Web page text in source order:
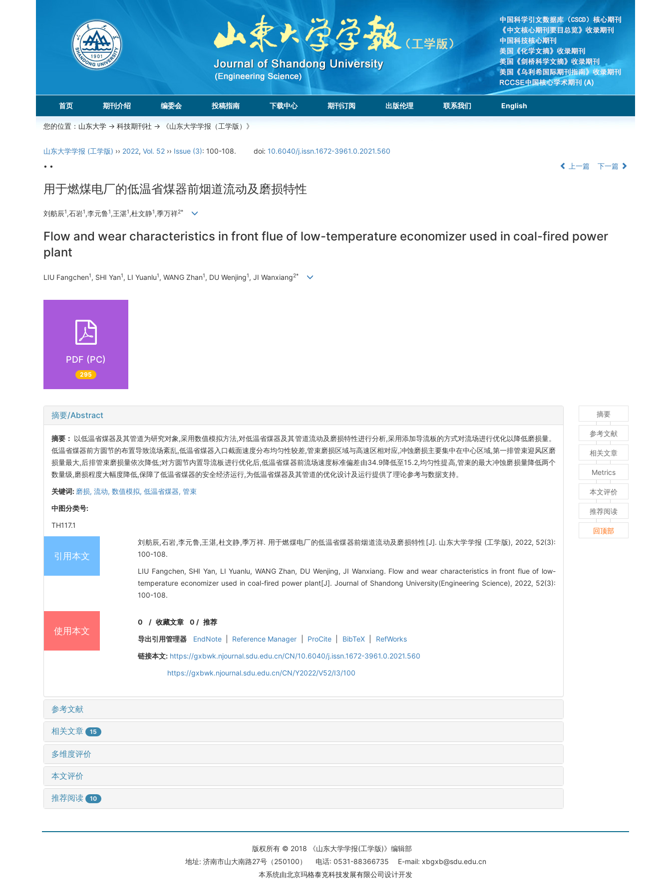
首页 期刊介绍 编委会 投稿指南 下载中心 期刊订阅 出版伦理 联系我们 English
您的位置： 山东大学 -> 科技期刊社 -> 《山东大学学报（工学版）》
山东大学学报 (工学版) ›› 2022, Vol. 52 ›› Issue (3): 100-108. doi: 10.6040/j.issn.1672-3961.0.2021.560
• •
上一篇 下一篇
用于燃煤电厂的低温省煤器前烟道流动及磨损特性
刘舫辰1,石岩1,李元鲁1,王湛1,杜文静1,季万祥2*
Flow and wear characteristics in front flue of low-temperature economizer used in coal-fired power
plant
LIU Fangchen1, SHI Yan1, LI Yuanlu1, WANG Zhan1, DU Wenjing1, JI Wanxiang2*
PDF (PC)
295
摘要/Abstract
摘要： 以低温省煤器及其管道为研究对象,采用数值模拟方法,对低温省煤器及其管道流动及磨损特性进行分析,采用添加导流板的方式对流场进行优化以降低磨损量。
低温省煤器前方圆节的布置导致流场紊乱,低温省煤器入口截面速度分布均匀性较差,管束磨损区域与高速区相对应,冲蚀磨损主要集中在中心区域,第一排管束迎风区磨
损量最大,后排管束磨损量依次降低;对方圆节内置导流板进行优化后,低温省煤器前流场速度标准偏差由34.9降低至15.2,均匀性提高,管束的最大冲蚀磨损量降低两个
数量级,磨损程度大幅度降低,保障了低温省煤器的安全经济运行,为低温省煤器及其管道的优化设计及运行提供了理论参考与数据支持。
关键词: 磨损, 流动, 数值模拟, 低温省煤器, 管束
中图分类号:
TH117.1
引用本文
刘舫辰,石岩,李元鲁,王湛,杜文静,季万祥. 用于燃煤电厂的低温省煤器前烟道流动及磨损特性[J]. 山东大学学报 (工学版), 2022, 52(3):
100-108.
LIU Fangchen, SHI Yan, LI Yuanlu, WANG Zhan, DU Wenjing, JI Wanxiang. Flow and wear characteristics in front flue of low-
temperature economizer used in coal-fired power plant[J]. Journal of Shandong University(Engineering Science), 2022, 52(3):
100-108.
使用本文
0 /收藏文章 0 / 推荐
导出引用管理器
EndNote Reference Manager ProCite BibTeX
RefWorks
链接本文: https://gxbwk.njournal.sdu.edu.cn/CN/10.6040/j.issn.1672-3961.0.2021.560
https://gxbwk.njournal.sdu.edu.cn/CN/Y2022/V52/I3/100
参考文献
相关文章 15
多维度评价
本文评价
推荐阅读 10
摘要
参考文献
相关文章
Metrics
本文评价
推荐阅读
回顶部
版权所有 © 2018 《山东大学学报(工学版)》编辑部
地址: 济南市山大南路27号（250100） 电话: 0531-88366735 E-mail: xbgxb@sdu.edu.cn
本系统由北京玛格泰克科技发展有限公司设计开发